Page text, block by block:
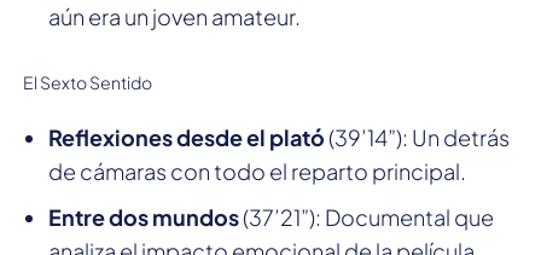
aún era un joven amateur.
El Sexto Sentido
Reflexiones desde el plató(39’14”): Un detrás
de cámaras con todo el reparto principal.
Entre dos mundos(37’21”): Documental que